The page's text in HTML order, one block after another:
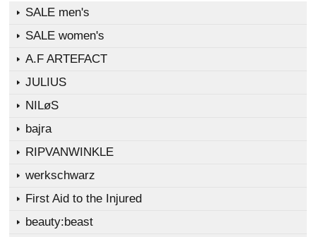
SALE men's
SALE women's
A.F ARTEFACT
JULIUS
NILøS
bajra
RIPVANWINKLE
werkschwarz
First Aid to the Injured
beauty:beast